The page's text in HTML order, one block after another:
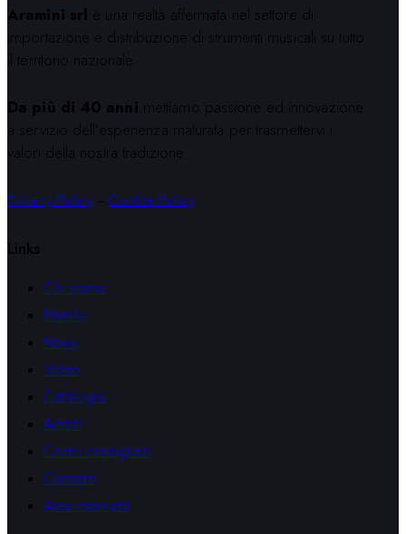
Aramini srl è una realtà affermata nel settore di
importazione e distribuzione di strumenti musicali su tutto
il territorio nazionale.
Da più di 40 anni mettiamo passione ed innovazione
a servizio dell’esperienza maturata per trasmettervi i
valori della nostra tradizione.
Privacy Policy Cookie Policy
Links
Chi siamo
Marchi
News
Video
Cataloghi
Artisti
Centri consigliati
Contatti
Area riservata